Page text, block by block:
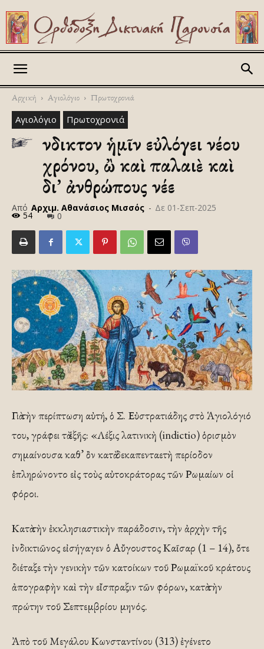
Αρχική Αγιολόγιο Πρωτοχρονιά
Αγιολόγιο Πρωτοχρονιά
Ἴνδικτον ἡμῖν εὐλόγει νέου
χρόνου, ὢ καὶ παλαιὲ καὶ
δι’ ἀνθρώπους νέε
Από Αρχιμ. Αθανάσιος Μισσός - Δε 01-Σεπ-2025
54 0
Γιὰ τὴν περίπτωση αὐτή, ὁ Σ. Εὐστρατιάδης στὸ Ἁγιολόγιό
του, γράφει τὰ ἑξῆς: «Λέξις λατινικὴ (indictio) ὁρισμὸν
σημαίνουσα καθ’ ὂν κατὰ δεκαπενταετὴ περίοδον
ἐπληρώνοντο εἰς τοὺς αὐτοκράτορας τῶν Ρωμαίων οἱ
φόροι.
Κατὰ τὴν ἐκκλησιαστικὴν παράδοσιν, τὴν ἀρχὴν τῆς
ἰνδικτιῶνος εἰσήγαγεν ὁ Αὔγουστος Καῖσαρ (1 – 14), ὄτε
διέταξε τὴν γενικὴν τῶν κατοίκων τοῦ Ρωμαϊκοῦ κράτους
ἀπογραφὴν καὶ τὴν εἴσπραξιν τῶν φόρων, κατὰ τὴν
πρώτην τοῦ Σεπτεμβρίου μηνός.
Ἀπὸ τοῦ Μεγάλου Κωνσταντίνου (313) ἐγένετο